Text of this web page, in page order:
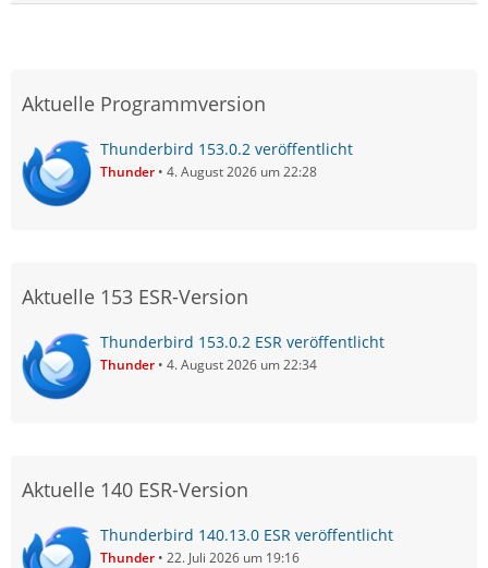
Aktuelle Programmversion
Thunderbird 153.0.2 veröffentlicht
Thunder 4. August 2026 um 22:28
Aktuelle 153 ESR-Version
Thunderbird 153.0.2 ESR veröffentlicht
Thunder 4. August 2026 um 22:34
Aktuelle 140 ESR-Version
Thunderbird 140.13.0 ESR veröffentlicht
Thunder 22. Juli 2026 um 19:16